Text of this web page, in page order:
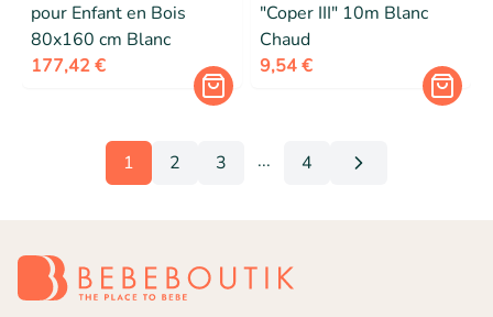
pour Enfant en Bois
80x160 cm Blanc
177,42 €
"Coper III" 10m Blanc
Chaud
9,54 €
1 2 3 ...More pages
4